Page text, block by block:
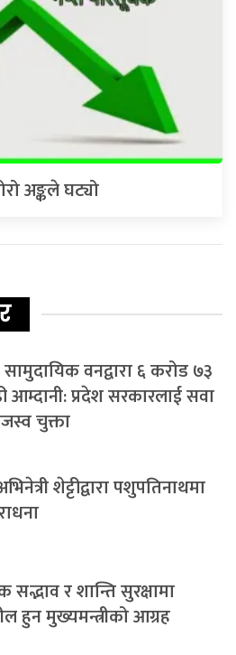
अङ्कले घट्यो
सामुदायिक वनद्वारा ६ करोड ७३
आम्दानी: प्रदेश सरकारलाई सवा
चुक्ता
शेट्टीद्वारा पशुपतिनाथमा
सद्भाव र शान्ति सुरक्षामा
हुन मुख्यमन्त्रीको आग्रह